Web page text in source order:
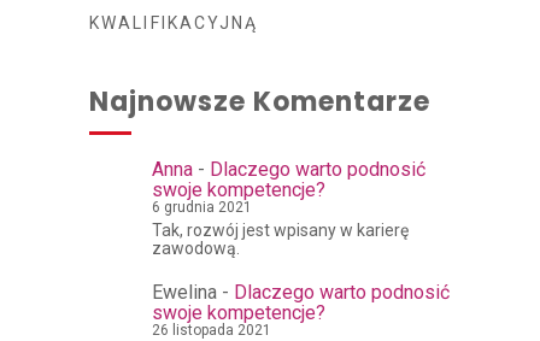
KWALIFIKACYJNĄ
Najnowsze Komentarze
Anna - Dlaczego warto podnosić
swoje kompetencje?
6 grudnia 2021
Tak, rozwój jest wpisany w karierę
zawodową.
Ewelina - Dlaczego warto podnosić
swoje kompetencje?
26 listopada 2021